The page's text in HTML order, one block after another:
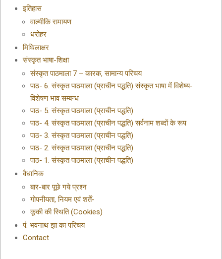
इतिहास
वाल्मीकि रामायण
धरोहर
मिथिलाक्षर
संस्कृत भाषा-शिक्षा
संस्कृत पाठमाला 7 – कारक, सामान्य परिचय
पाठ- 6. संस्कृत पाठमाला (प्राचीन पद्धति) संस्कृत भाषा में विशेष्य-
विशेषण भाव सम्बन्ध
पाठ- 5. संस्कृत पाठमाला (प्राचीन पद्धति)
पाठ- 4. संस्कृत पाठमाला (प्राचीन पद्धति) सर्वनाम शब्दों के रूप
पाठ- 3. संस्कृत पाठमाला (प्राचीन पद्धति)
पाठ- 2. संस्कृत पाठमाला (प्राचीन पद्धति)
पाठ- 1. संस्कृत पाठमाला (प्राचीन पद्धति)
वैधानिक
बार-बार पूछे गये प्रश्न
गोपनीयता, नियम एवं शर्तें-
कूकी की स्थिति (Cookies)
पं. भवनाथ झा का परिचय
Contact